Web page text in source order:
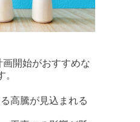
開始がおすすめな
高騰が見込まれる